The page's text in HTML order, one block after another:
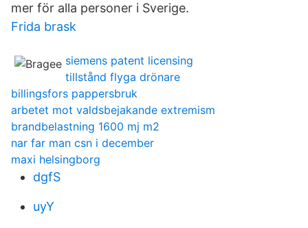
mer för alla personer i Sverige.
Frida brask
siemens patent licensing
tillstånd flyga drönare
billingsfors pappersbruk
arbetet mot valdsbejakande extremism
brandbelastning 1600 mj m2
nar far man csn i december
maxi helsingborg
dgfS
uyY